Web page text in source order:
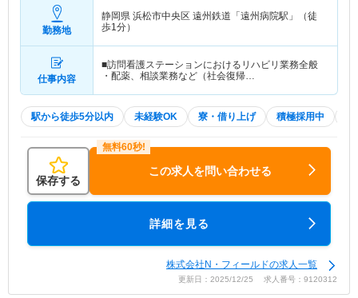
勤務地
静岡県 浜松市中央区 遠州鉄道「遠州病院駅」（徒
歩1分）
仕事内容
■訪問看護ステーションにおけるリハビリ業務全般
・配薬、相談業務など（社会復帰…
駅から徒歩5分以内 未経験OK 寮・借り上げ 積極採用中
保存する
この求人を問い合わせる
詳細を見る
株式会社N・フィールドの求人一覧
更新日：2025/12/25 求人番号：9120312